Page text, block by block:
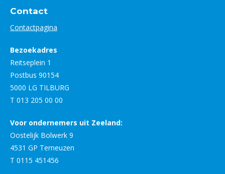
Contact
Contactpagina
Bezoekadres
Reitseplein 1
Postbus 90154
5000 LG TILBURG
T 013 205 00 00
Voor ondernemers uit Zeeland:
Oostelijk Bolwerk 9
4531 GP Terneuzen
T 0115 451456